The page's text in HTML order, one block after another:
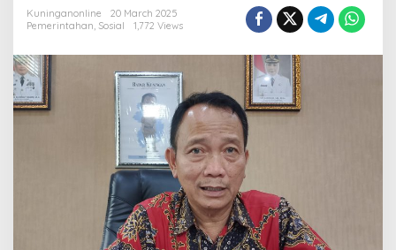
Total
Km,
Target
Selesai
H-
7
Lebaran
Kuninganonline
20 March 2025
Pemerintahan, Sosial 1,772 Views